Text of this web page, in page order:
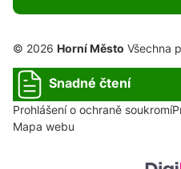
© 2026 Horní Město Všechna
Snadné čtení
Prohlášení o ochraně soukromí
Mapa webu